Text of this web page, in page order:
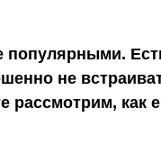
популярными.
не
как